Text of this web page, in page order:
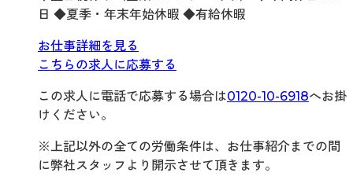
日 ◆夏季・年末年始休暇 ◆有給休暇
お仕事詳細を見る
こちらの求人に応募する
この求人に電話で応募する場合は0120-10-6918へお掛
けください。
※上記以外の全ての労働条件は、お仕事紹介までの間
に弊社スタッフより開示させて頂きます。